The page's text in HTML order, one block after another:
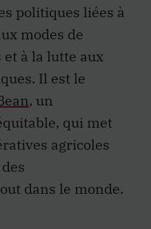
politiques liées à
modes de
à la lutte aux
Il est le
, un
qui met
agricoles
dans le monde.